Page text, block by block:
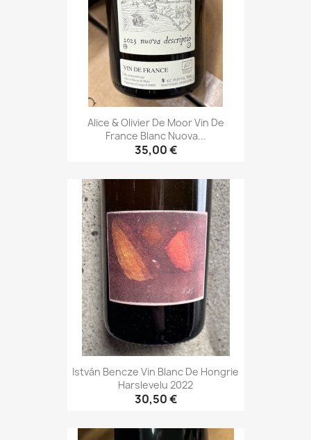
Alice & Olivier De Moor Vin De
France Blanc Nuova...
35,00 €
István Bencze Vin Blanc De Hongrie
Harslevelu 2022
30,50 €